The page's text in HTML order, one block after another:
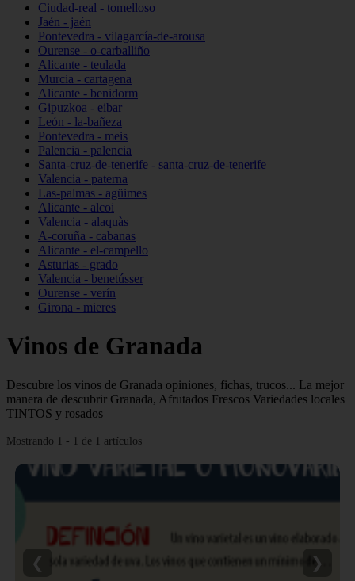
Ciudad-real - tomelloso
Jaén - jaén
Pontevedra - vilagarcía-de-arousa
Ourense - o-carballiño
Alicante - teulada
Murcia - cartagena
Alicante - benidorm
Gipuzkoa - eibar
León - la-bañeza
Pontevedra - meis
Palencia - palencia
Santa-cruz-de-tenerife - santa-cruz-de-tenerife
Valencia - paterna
Las-palmas - agüimes
Alicante - alcoi
Valencia - alaquàs
A-coruña - cabanas
Alicante - el-campello
Asturias - grado
Valencia - benetússer
Ourense - verín
Girona - mieres
Vinos de Granada
Descubre los vinos de Granada opiniones, fichas, trucos... La mejor
manera de descubrir Granada, Afrutados Frescos Variedades locales
TINTOS y rosados
Mostrando 1 - 1 de 1 artículos
❮ ❯